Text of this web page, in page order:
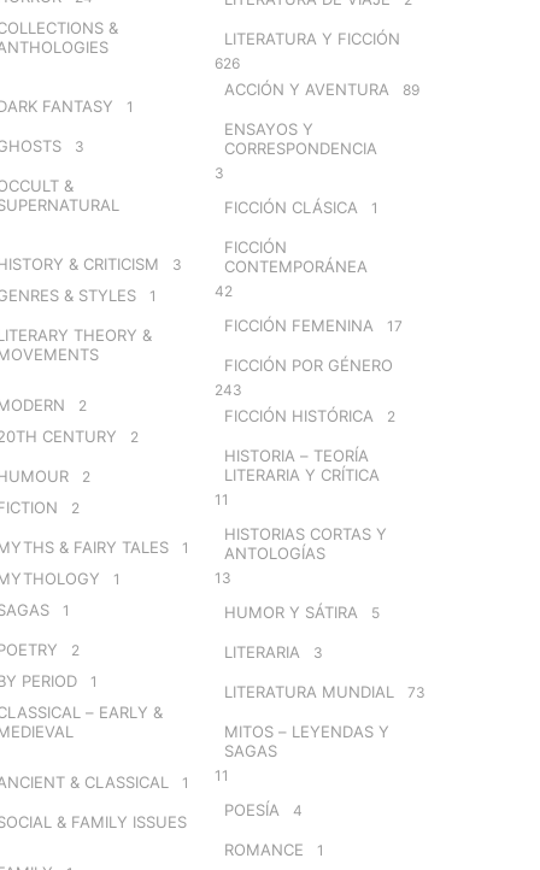
&
FANTASY 1
3
&
& CRITICISM 3
& STYLES 1
THEORY &
2
CENTURY 2
2
2
& FAIRY TALES 1
1
1
2
PERIOD 1
– EARLY &
& CLASSICAL 1
& FAMILY ISSUES
LITERATURA Y FICCIÓN
626
ACCIÓN Y AVENTURA 89
ENSAYOS Y
CORRESPONDENCIA
3
FICCIÓN CLÁSICA 1
FICCIÓN
CONTEMPORÁNEA
42
FICCIÓN FEMENINA 17
FICCIÓN POR GÉNERO
243
FICCIÓN HISTÓRICA 2
HISTORIA – TEORÍA
LITERARIA Y CRÍTICA
11
HISTORIAS CORTAS Y
ANTOLOGÍAS
13
HUMOR Y SÁTIRA 5
LITERARIA 3
LITERATURA MUNDIAL 73
MITOS – LEYENDAS Y
SAGAS
11
POESÍA 4
ROMANCE 1